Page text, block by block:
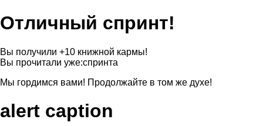
Отличный спринт!
Вы получили +10 книжной кармы!
Вы прочитали уже:спринта
Мы гордимся вами! Продолжайте в том же духе!
alert caption